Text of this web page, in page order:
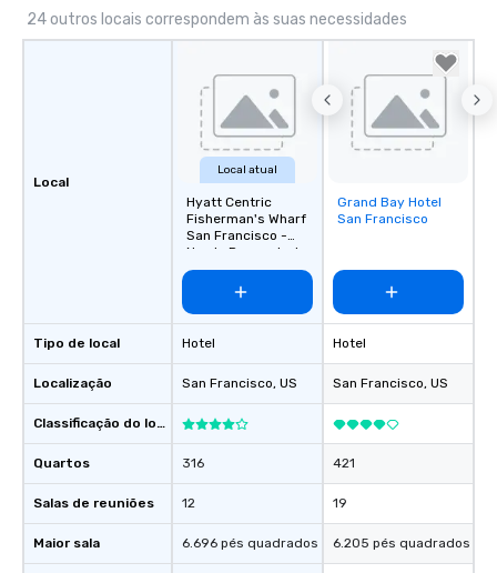
24 outros locais correspondem às suas necessidades
Local
Tipo de local
Localização
Classificação do local
Quartos
Salas de reuniões
Maior sala
Local atual
Hyatt Centric
Fisherman's Wharf
San Francisco -
Newly Renovated
Hotel
San Francisco, US
316
12
6.696 pés quadrados
Removed from
favorites
Grand Bay Hotel
San Francisco
Hotel
San Francisco, US
421
19
6.205 pés quadrados